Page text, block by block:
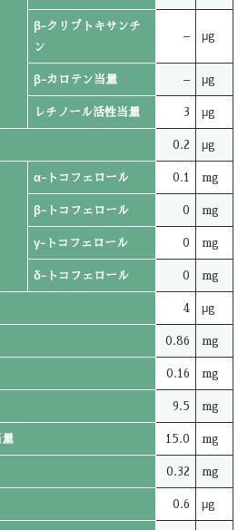
β-クリプトキサンチ
ン
– μg
β-カロテン当量 – μg
レチノール活性当量 3 μg
0.2 μg
α-トコフェロール 0.1 mg
β-トコフェロール 0 mg
γ-トコフェロール 0 mg
δ-トコフェロール 0 mg
4 μg
0.86 mg
0.16 mg
9.5 mg
量 15.0 mg
0.32 mg
0.6 μg